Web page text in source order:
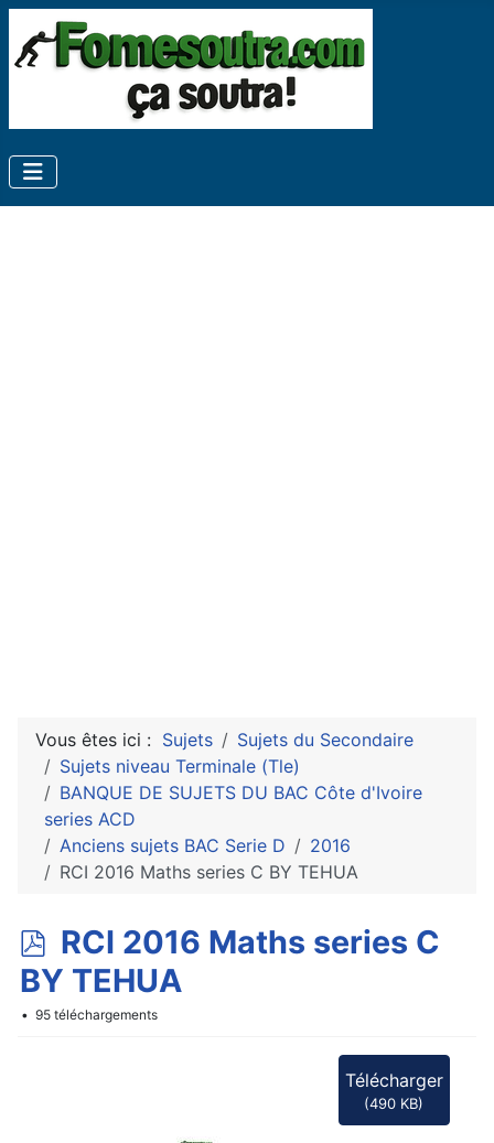
Vous êtes ici : Sujets
Sujets du Secondaire
Sujets niveau Terminale (Tle)
BANQUE DE SUJETS DU BAC Côte d'Ivoire
series ACD
Anciens sujets BAC Serie D
2016
RCI 2016 Maths series C BY TEHUA
p
d
f
RCI 2016 Maths series C
BY TEHUA
95 téléchargements
Télécharger
(490 KB)